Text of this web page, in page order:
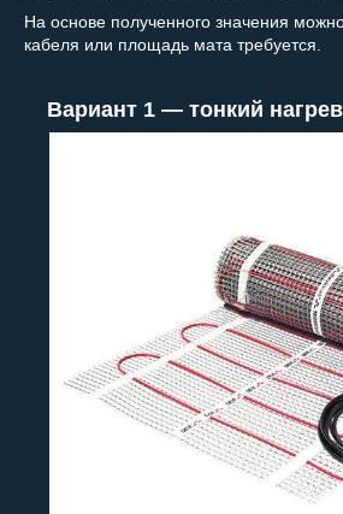
На основе полученного значения
кабеля или площадь мата требуется.
Вариант 1 — тонкий